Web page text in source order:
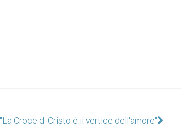
"La Croce di Cristo è il vertice dell'amore"